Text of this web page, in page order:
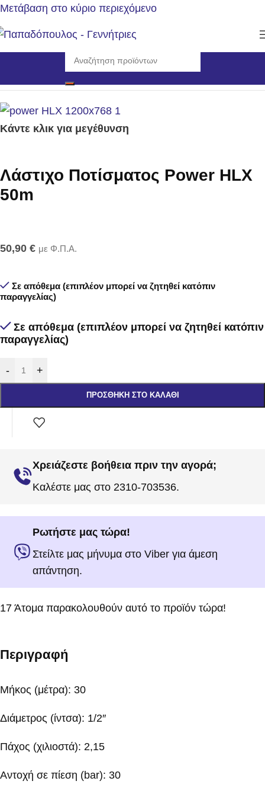
Μετάβαση στο κύριο περιεχόμενο
Αρχική σελίδα/Εργαλεία/Πότισμα
Κάντε κλικ για μεγέθυνση
Λάστιχο Ποτίσματος Power HLX
50m
50,90 € με Φ.Π.Α.
Σε απόθεμα (επιπλέον μπορεί να ζητηθεί κατόπιν
παραγγελίας)
Σε απόθεμα (επιπλέον μπορεί να ζητηθεί κατόπιν
παραγγελίας)
- +
ΠΡΟΣΘΉΚΗ ΣΤΟ ΚΑΛΆΘΙ
Χρειάζεστε βοήθεια πριν την αγορά;
Καλέστε μας στο 2310-703536.
Ρωτήστε μας τώρα!
Στείλτε μας μήνυμα στο Viber για άμεση
απάντηση.
17 Άτομα παρακολουθούν αυτό το προϊόν τώρα!
Περιγραφή
Μήκος (μέτρα): 30
Διάμετρος (ίντσα): 1/2″
Πάχος (χιλιοστά): 2,15
Αντοχή σε πίεση (bar): 30